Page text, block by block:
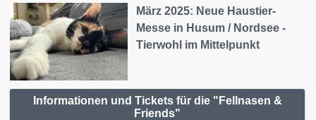
März 2025: Neue Haustier-
Messe in Husum / Nordsee -
Tierwohl im Mittelpunkt
Informationen und Tickets für die "Fellnasen &
Friends"